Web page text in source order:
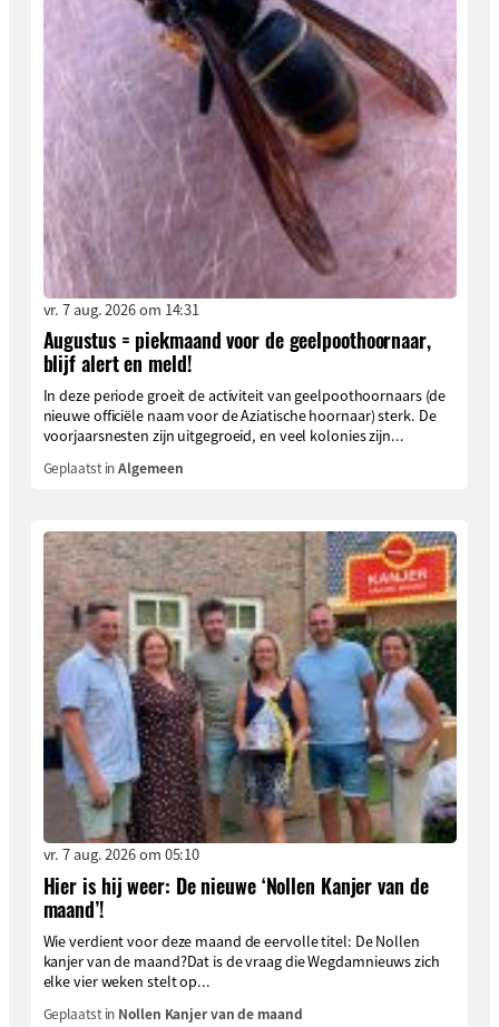
vr. 7 aug. 2026 om 14:31
Augustus = piekmaand voor de geelpoothoornaar,
blijf alert en meld!
In deze periode groeit de activiteit van geelpoothoornaars (de
nieuwe officiële naam voor de Aziatische hoornaar) sterk. De
voorjaarsnesten zijn uitgegroeid, en veel kolonies zijn...
Geplaatst inAlgemeen
vr. 7 aug. 2026 om 05:10
Hier is hij weer: De nieuwe ‘Nollen Kanjer van de
maand’!
Wie verdient voor deze maand de eervolle titel: De Nollen
kanjer van de maand?Dat is de vraag die Wegdamnieuws zich
elke vier weken stelt op...
Geplaatst in Nollen Kanjer van de maand